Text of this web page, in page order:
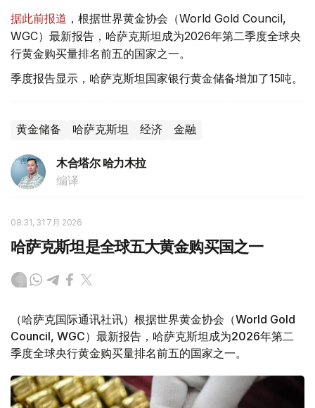
据此前报道 ，根据世界黄金协会（World Gold Council,
WGC）最新报告，哈萨克斯坦成为2026年第二季度全球央
行黄金购买量排名前五的国家之一。
季度报告显示，哈萨克斯坦国家银行黄金储备增加了15吨。
黄金储备 哈萨克斯坦 经济 金融
木合塔尔 哈力木拉
编译
08:31, 31 7月 2026
哈萨克斯坦是全球五大黄金购买国之一
（哈萨克国际通讯社讯）根据世界黄金协会（World Gold
Council, WGC）最新报告，哈萨克斯坦成为2026年第二
季度全球央行黄金购买量排名前五的国家之一。